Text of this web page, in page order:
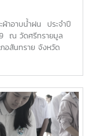
ำงานในอุตสาหกรรม
นอาชีวศึกษาเฉพาะ
- ฟ้าดูรูปเพิ่มเติม :
ผ้าอาบน้ำฝน ประจำปี
ณ วัดศรีทรายมูล
อสันทราย จังหวัด